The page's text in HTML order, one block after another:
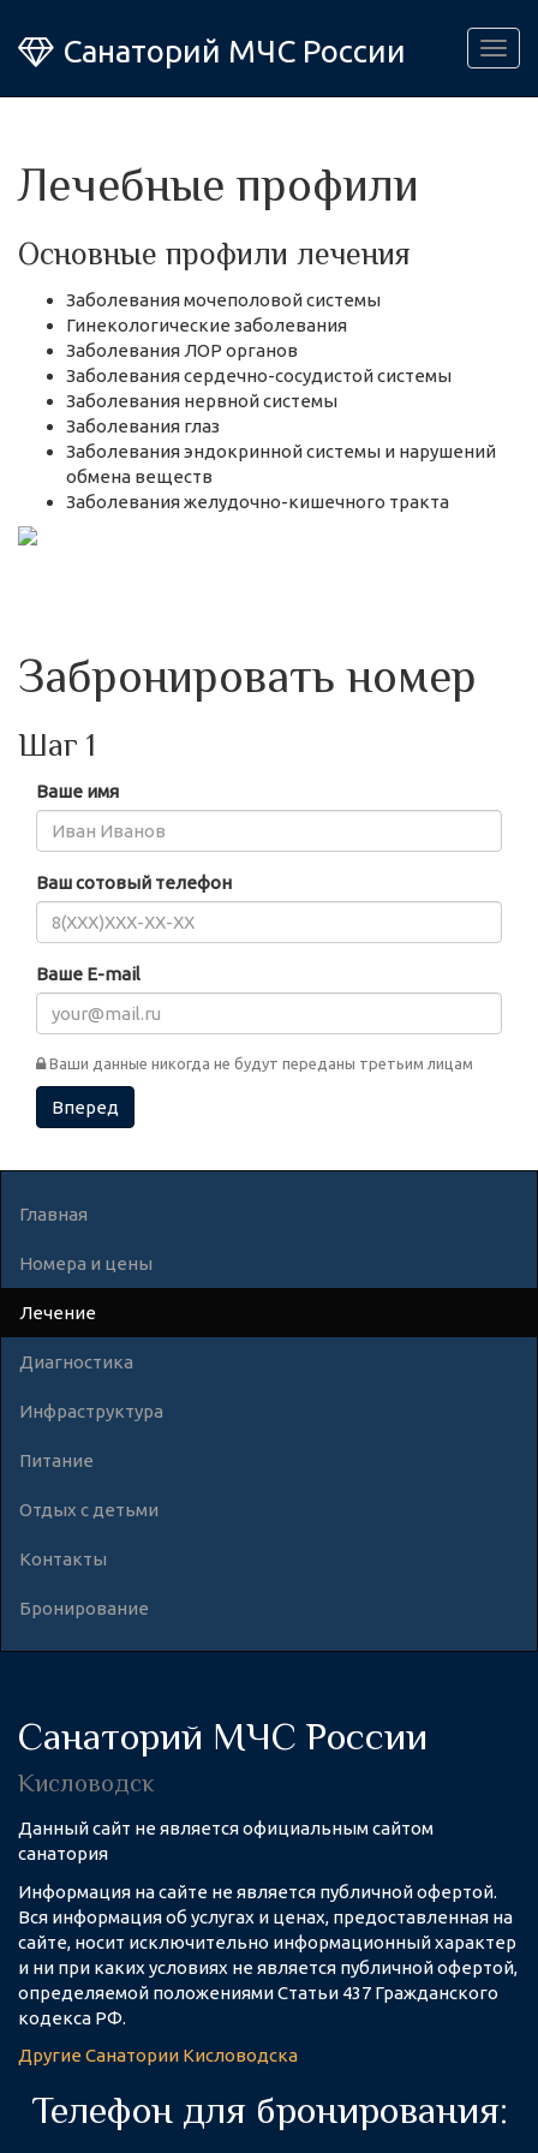
Санаторий МЧС России
Лечебные профили
Основные профили лечения
Заболевания мочеполовой системы
Гинекологические заболевания
Заболевания ЛОР органов
Заболевания сердечно-сосудистой системы
Заболевания нервной системы
Заболевания глаз
Заболевания эндокринной системы и нарушений
обмена веществ
Заболевания желудочно-кишечного тракта
Забронировать номер
Шаг 1
Ваше имя
Ваш сотовый телефон
Ваше E-mail
Ваши данные никогда не будут переданы третьим лицам
Вперед
Главная
Номера и цены
Лечение
Диагностика
Инфраструктура
Питание
Отдых с детьми
Контакты
Бронирование
Санаторий МЧС России
Кисловодск
Данный сайт не является официальным сайтом
санатория
Информация на сайте не является публичной офертой.
Вся информация об услугах и ценах, предоставленная на
сайте, носит исключительно информационный характер
и ни при каких условиях не является публичной офертой,
определяемой положениями Статьи 437 Гражданского
кодекса РФ.
ДругиеСанатории Кисловодска
Телефон для бронирования: